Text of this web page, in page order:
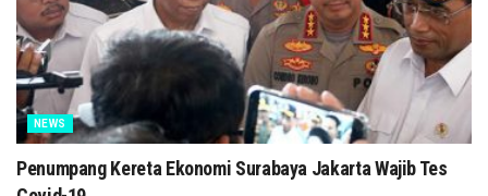
NEWS
Penumpang Kereta Ekonomi Surabaya Jakarta Wajib Tes